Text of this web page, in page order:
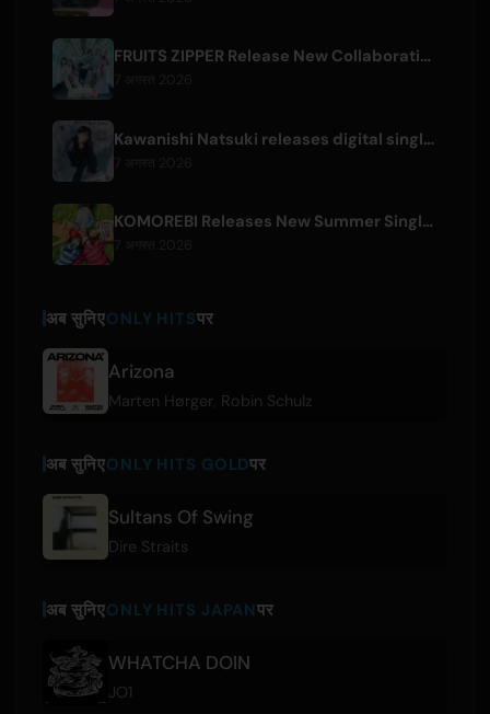
FRUITS ZIPPER Release New Collaboration Song '1,2,3,FOOOOUR'
Kawanishi Natsuki releases digital single 'Sayonara wa Ichiban Kirei na Atashi de'
KOMOREBI Releases New Summer Single 'Letsu Natsu'
अब सुनिएONLY HITSपर
Arizona
Marten Hørger, Robin Schulz
अब सुनिएONLY HITS GOLDपर
Sultans Of Swing
Dire Straits
अब सुनिएONLY HITS JAPANपर
WHATCHA DOIN
JO1